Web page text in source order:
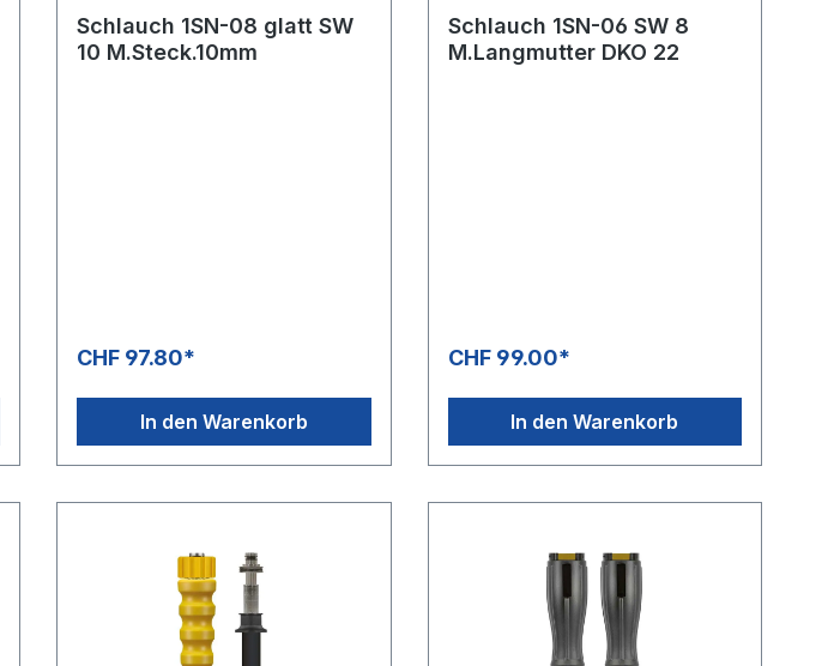
Schlauch 1SN-08 glatt SW
10 M.Steck.10mm
CHF 97.80*
In den Warenkorb
Schlauch 1SN-06 SW 8
M.Langmutter DKO 22
CHF 99.00*
In den Warenkorb